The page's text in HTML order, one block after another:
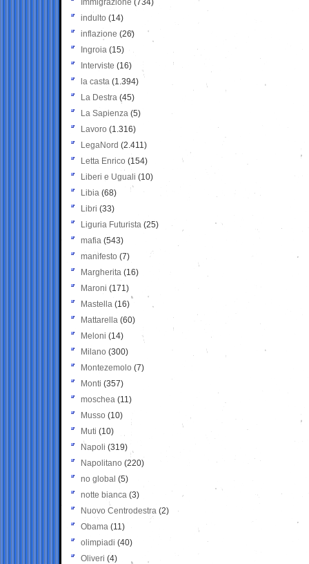
Immigrazione (734)
indulto (14)
inflazione (26)
Ingroia (15)
Interviste (16)
la casta (1.394)
La Destra (45)
La Sapienza (5)
Lavoro (1.316)
LegaNord (2.411)
Letta Enrico (154)
Liberi e Uguali (10)
Libia (68)
Libri (33)
Liguria Futurista (25)
mafia (543)
manifesto (7)
Margherita (16)
Maroni (171)
Mastella (16)
Mattarella (60)
Meloni (14)
Milano (300)
Montezemolo (7)
Monti (357)
moschea (11)
Musso (10)
Muti (10)
Napoli (319)
Napolitano (220)
no global (5)
notte bianca (3)
Nuovo Centrodestra (2)
Obama (11)
olimpiadi (40)
Oliveri (4)